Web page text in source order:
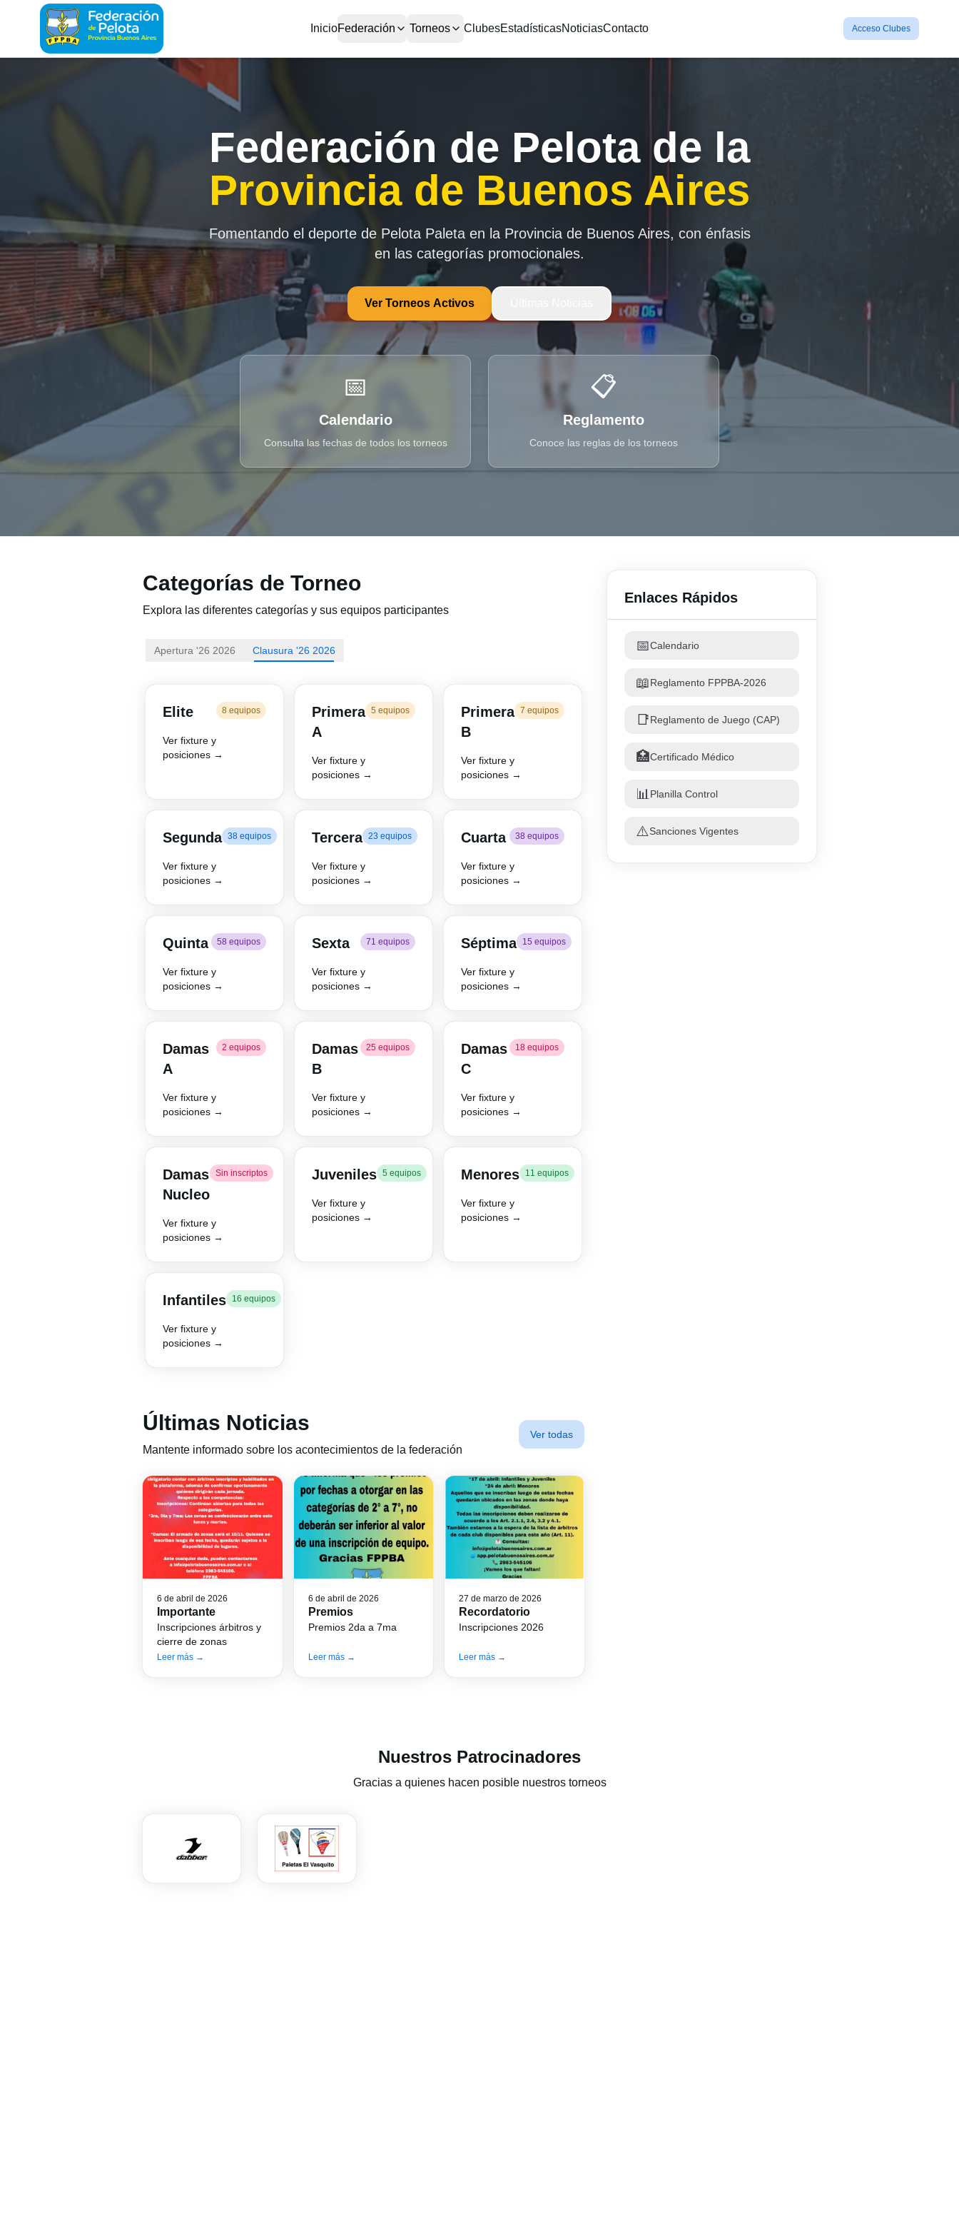
InicioFederación Torneos ClubesEstadísticasNoticiasContacto Acceso Clubes
Federación de Pelota de la
Provincia de Buenos Aires
Fomentando el deporte de Pelota Paleta en la Provincia de Buenos Aires, con énfasis
en las categorías promocionales.
Ver Torneos Activos
📅
Calendario
Consulta las fechas de todos los torneos
📋
Reglamento
Conoce las reglas de los torneos
Categorías de Torneo
Explora las diferentes categorías y sus equipos participantes
Apertura '26 2026 Clausura '26 2026
Elite 8 equipos
Ver fixture y
posiciones →
Primera
A
5 equipos
Ver fixture y
posiciones →
Primera
B
7 equipos
Ver fixture y
posiciones →
Segunda 38 equipos
Ver fixture y
posiciones →
Tercera 23 equipos
Ver fixture y
posiciones →
Cuarta 38 equipos
Ver fixture y
posiciones →
Quinta 58 equipos
Ver fixture y
posiciones →
Sexta 71 equipos
Ver fixture y
posiciones →
Séptima 15 equipos
Ver fixture y
posiciones →
Damas
A
2 equipos
Ver fixture y
posiciones →
Damas
B
25 equipos
Ver fixture y
posiciones →
Damas
C
18 equipos
Ver fixture y
posiciones →
Damas
Nucleo
Sin inscriptos
Ver fixture y
posiciones →
Juveniles 5 equipos
Ver fixture y
posiciones →
Menores 11 equipos
Ver fixture y
posiciones →
Infantiles 16 equipos
Ver fixture y
posiciones →
Últimas Noticias
Mantente informado sobre los acontecimientos de la federación
Ver todas
6 de abril de 2026
Importante
Inscripciones árbitros y
cierre de zonas
Leer más →
6 de abril de 2026
Premios
Premios 2da a 7ma
Leer más →
27 de marzo de 2026
Recordatorio
Inscripciones 2026
Leer más →
Enlaces Rápidos
📅Calendario
📖Reglamento FPPBA-2026
📑Reglamento de Juego (CAP)
🏥Certificado Médico
📊 Planilla Control
⚠️Sanciones Vigentes
Nuestros Patrocinadores
Gracias a quienes hacen posible nuestros torneos